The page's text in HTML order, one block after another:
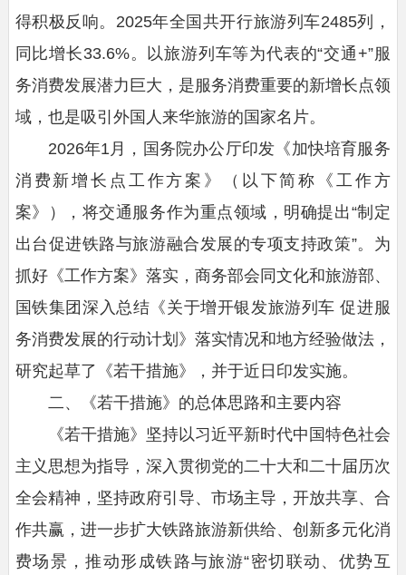
得积极反响。2025年全国共开行旅游列车2485列，
同比增长33.6%。以旅游列车等为代表的“交通+”服
务消费发展潜力巨大，是服务消费重要的新增长点领
域，也是吸引外国人来华旅游的国家名片。
2026年1月，国务院办公厅印发《加快培育服务
消费新增长点工作方案》（以下简称《工作方
案》），将交通服务作为重点领域，明确提出“制定
出台促进铁路与旅游融合发展的专项支持政策”。为
抓好《工作方案》落实，商务部会同文化和旅游部、
国铁集团深入总结《关于增开银发旅游列车 促进服
务消费发展的行动计划》落实情况和地方经验做法，
研究起草了《若干措施》，并于近日印发实施。
二、《若干措施》的总体思路和主要内容
《若干措施》坚持以习近平新时代中国特色社会
主义思想为指导，深入贯彻党的二十大和二十届历次
全会精神，坚持政府引导、市场主导，开放共享、合
作共赢，进一步扩大铁路旅游新供给、创新多元化消
费场景，推动形成铁路与旅游“密切联动、优势互